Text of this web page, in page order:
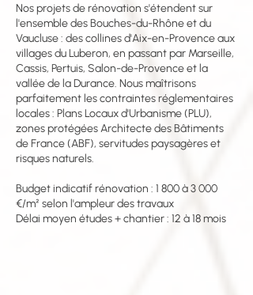
Nos projets de rénovation s'étendent sur
l'ensemble des Bouches-du-Rhône et du
Vaucluse : des collines d'Aix-en-Provence aux
villages du Luberon, en passant par Marseille,
Cassis, Pertuis, Salon-de-Provence et la
vallée de la Durance. Nous maîtrisons
parfaitement les contraintes réglementaires
locales : Plans Locaux d'Urbanisme (PLU),
zones protégées Architecte des Bâtiments
de France (ABF), servitudes paysagères et
risques naturels.
Budget indicatif rénovation : 1 800 à 3 000
€/m² selon l'ampleur des travaux
Délai moyen études + chantier : 12 à 18 mois